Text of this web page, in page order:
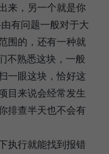
来，另一个就是你
由有问题一般对于大
围的，还有一种就
不熟悉这块，一般
一眼这块，恰好这
目来说会经常发生
排查半天也不会有
执行就能找到报错